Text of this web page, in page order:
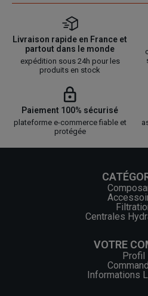
Livraison rapide en France et
partout dans le monde
expédition sous 24h pour les
produits en stock
Paiement 100% sécurisé
plateforme e-commerce fiable et
protégée
Centrales
VOTRE
Profil
Informations